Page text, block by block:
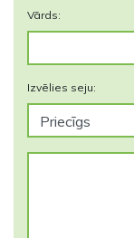
Vārds:
Izvēlies seju: